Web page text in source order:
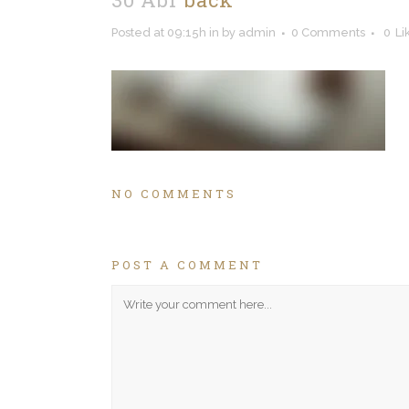
Posted at 09:15h in by admin 0 Comments 0
NO COMMENTS
POST A COMMENT